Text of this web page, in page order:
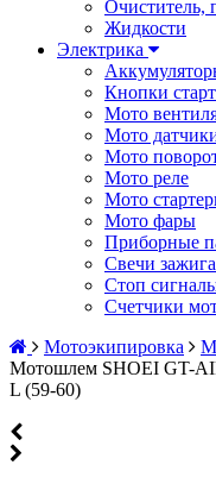
Очиститель,
Жидкости
Электрика
Кнопки
Мото
Мото
Мото
Мото реле
Мото
Мото фары
Приборные
Свечи
Стоп
Счетчики
Мотоэкипировка
Мотошлем SHOEI GT-
L (59-60)